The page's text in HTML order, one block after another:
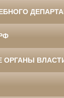
ОРГАНЫ